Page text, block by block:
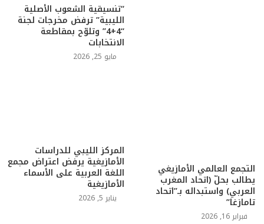
“تنسيقية الشعوب الأصلية
الليبية” ترفض مخرجات لجنة
“4+4” وتلوّح بمقاطعة
الانتخابات
مايو 25, 2026
التجمع العالمي الأمازيغي
يطالب بحلّ (اتحاد المغرب
العربي) واستبداله بـ”اتحاد
تامازغا”
فبراير 16, 2026
المركز الليبي للدراسات
الأمازيغية يرفض اعتراض مجمع
اللغة العربية على الأسماء
الأمازيغية
يناير 5, 2026